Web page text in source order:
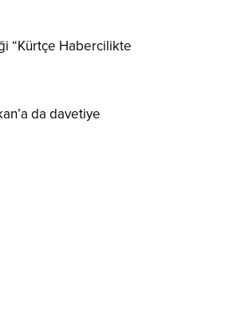
“Kürtçe Habercilikte
da davetiye